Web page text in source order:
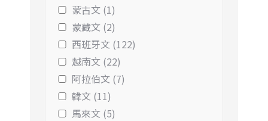
蒙古文 (1)
蒙藏文 (2)
西班牙文 (122)
越南文 (22)
阿拉伯文 (7)
韓文 (11)
馬來文 (5)